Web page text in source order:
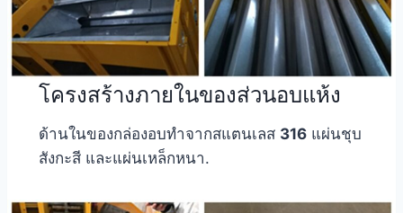
โครงสร้างภายในของส่วนอบแห้ง
ด้านในของกล่องอบทำจากสแตนเลส 316แผ่นชุบ
สังกะสี และแผ่นเหล็กหนา.